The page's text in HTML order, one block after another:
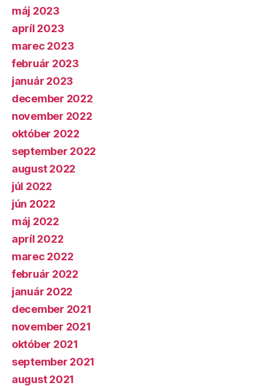
máj 2023
apríl 2023
marec 2023
február 2023
január 2023
december 2022
november 2022
október 2022
september 2022
august 2022
júl 2022
jún 2022
máj 2022
apríl 2022
marec 2022
február 2022
január 2022
december 2021
november 2021
október 2021
september 2021
august 2021